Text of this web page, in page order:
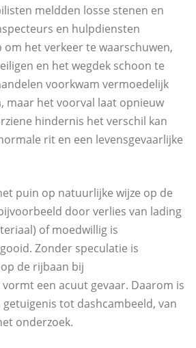
meldden losse stenen en
en hulpdiensten
het verkeer te waarschuwen,
en het wegdek schoon te
voorkwam vermoedelijk
maar het voorval laat opnieuw
hindernis het verschil kan
rit en een levensgevaarlijke
puin op natuurlijke wijze op de
door verlies van lading
of moedwillig is
Zonder speculatie is
de rijbaan bij
een acuut gevaar. Daarom is
getuigenis tot dashcambeeld, van
onderzoek.